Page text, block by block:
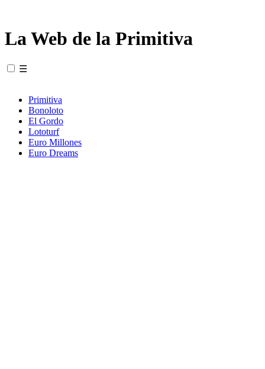
La Web de la Primitiva
☰
Primitiva
Bonoloto
El Gordo
Lototurf
Euro Millones
Euro Dreams